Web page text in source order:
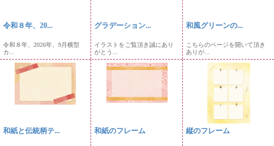
令和８年、20...
令和８年、2026年、9月横型
カ...
グラデーション...
イラストをご覧頂き誠にあり
がとう...
和風グリーンの...
こちらのページを開いて頂き
ありが...
和紙と伝統柄テ... 和紙のフレーム 縦のフレーム